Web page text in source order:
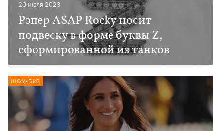
20 июля 2023
Рэпер A$AP Rocky носит
подвеску в форме буквы Z,
сформированной из танков
ШОУ-БИЗ